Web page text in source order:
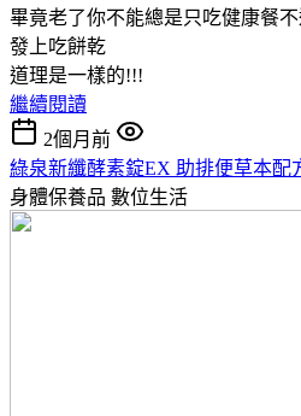
畢竟老了你不能總是只吃健康餐
發上吃餅乾
道理是一樣的!!!
繼續閱讀
2個月前
綠泉新纖酵素錠EX 助排便草本配
身體保養品 數位生活